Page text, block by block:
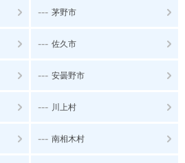
--- 茅野市
--- 佐久市
--- 安曇野市
--- 川上村
--- 南相木村